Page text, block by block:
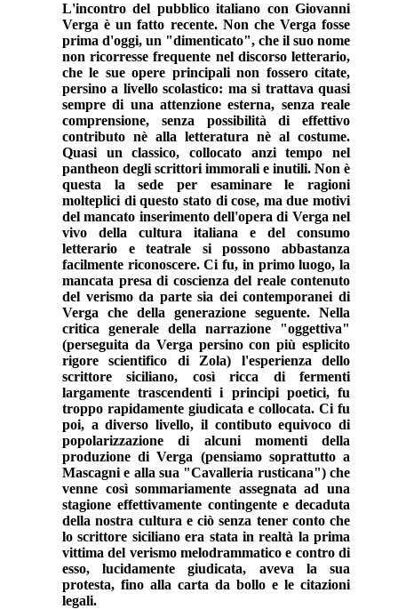
L'incontro del pubblico italiano con Giovanni
Verga è un fatto recente. Non che Verga fosse
prima d'oggi, un "dimenticato", che il suo nome
non ricorresse frequente nel discorso letterario,
che le sue opere principali non fossero citate,
persino a livello scolastico: ma si trattava quasi
sempre di una attenzione esterna, senza reale
comprensione, senza possibilità di effettivo
contributo nè alla letteratura nè al costume.
Quasi un classico, collocato anzi tempo nel
pantheon degli scrittori immorali e inutili. Non è
questa la sede per esaminare le ragioni
molteplici di questo stato di cose, ma due motivi
del mancato inserimento dell'opera di Verga nel
vivo della cultura italiana e del consumo
letterario e teatrale si possono abbastanza
facilmente riconoscere. Ci fu, in primo luogo, la
mancata presa di coscienza del reale contenuto
del verismo da parte sia dei contemporanei di
Verga che della generazione seguente. Nella
critica generale della narrazione "oggettiva"
(perseguita da Verga persino con più esplicito
rigore scientifico di Zola) l'esperienza dello
scrittore siciliano, così ricca di fermenti
largamente trascendenti i principi poetici, fu
troppo rapidamente giudicata e collocata. Ci fu
poi, a diverso livello, il contibuto equivoco di
popolarizzazione di alcuni momenti della
produzione di Verga (pensiamo soprattutto a
Mascagni e alla sua "Cavalleria rusticana") che
venne così sommariamente assegnata ad una
stagione effettivamente contingente e decaduta
della nostra cultura e ciò senza tener conto che
lo scrittore siciliano era stata in realtà la prima
vittima del verismo melodrammatico e contro di
esso, lucidamente giudicata, aveva la sua
protesta, fino alla carta da bollo e le citazioni
legali.